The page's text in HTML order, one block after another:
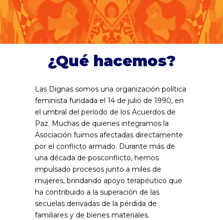
¿Qué hacemos?
Las Dignas somos una organización política
feminista fundada el 14 de julio de 1990, en
el umbral del período de los Acuerdos de
Paz. Muchas de quienes integramos la
Asociación fuimos afectadas directamente
por el conflicto armado. Durante más de
una década de posconflicto, hemos
impulsado procesos junto a miles de
mujeres, brindando apoyo terapéutico que
ha contribuido a la superación de las
secuelas derivadas de la pérdida de
familiares y de bienes materiales.